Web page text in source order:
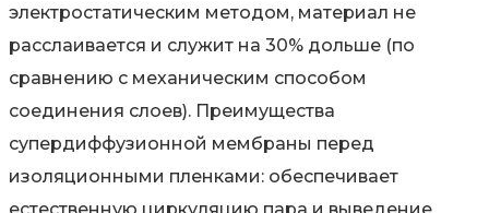
электростатическим методом, материал не
расслаивается и служит на 30% дольше (по
сравнению с механическим способом
соединения слоев). Преимущества
супердиффузионной мембраны перед
изоляционными пленками: обеспечивает